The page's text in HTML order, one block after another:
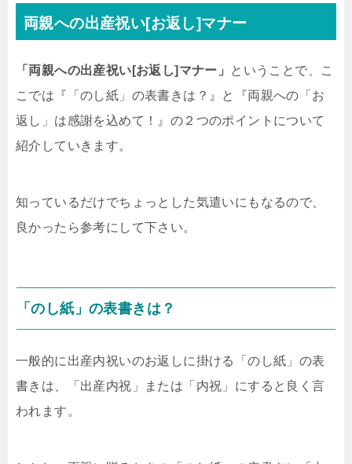
両親への出産祝い[お返し]マナー
「両親への出産祝い[お返し]マナー」
ということで、こ
こでは『「のし紙」の表書きは？』と『両親への「お
返し」は感謝を込めて！』の２つのポイントについて
紹介していきます。
知っているだけでちょっとした気遣いにもなるので、
良かったら参考にして下さい。
「のし紙」の表書きは？
一般的に出産内祝いのお返しに掛ける「のし紙」の表
書きは、「出産内祝」または「内祝」にすると良く言
われます。